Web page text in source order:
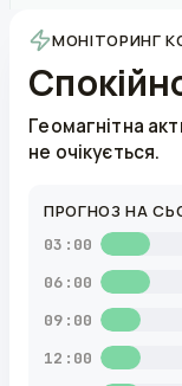
МОНІТОРИНГ
Геомагнітна
не очікується.
ПРОГНОЗ НА
03:00
06:00
09:00
12:00